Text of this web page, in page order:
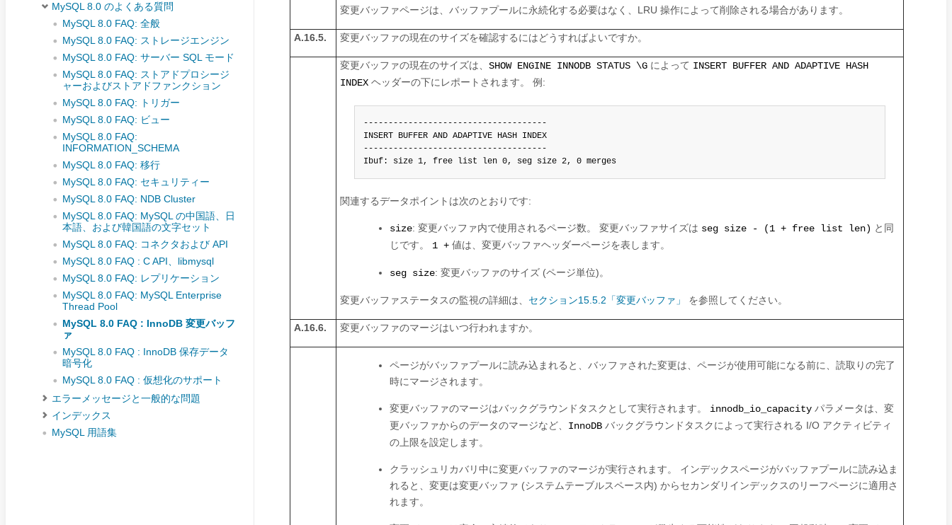
MySQL 8.0 のよくある質問
MySQL 8.0 FAQ: 全般
MySQL 8.0 FAQ: ストレージエンジン
MySQL 8.0 FAQ: サーバー SQL モード
MySQL 8.0 FAQ: ストアドプロシージ
ャーおよびストアドファンクション
MySQL 8.0 FAQ: トリガー
MySQL 8.0 FAQ: ビュー
MySQL 8.0 FAQ:
INFORMATION_SCHEMA
MySQL 8.0 FAQ: 移行
MySQL 8.0 FAQ: セキュリティー
MySQL 8.0 FAQ: NDB Cluster
MySQL 8.0 FAQ: MySQL の中国語、日
本語、および韓国語の文字セット
MySQL 8.0 FAQ: コネクタおよび API
MySQL 8.0 FAQ : C API、libmysql
MySQL 8.0 FAQ: レプリケーション
MySQL 8.0 FAQ: MySQL Enterprise
Thread Pool
MySQL 8.0 FAQ : InnoDB 変更バッフ
ァ
MySQL 8.0 FAQ : InnoDB 保存データ
暗号化
MySQL 8.0 FAQ : 仮想化のサポート
エラーメッセージと一般的な問題
インデックス
MySQL 用語集
変更バッファページは、バッファプールに永続化する必要はなく、LRU 操作によって削除される場合があります。
A.16.5. 変更バッファの現在のサイズを確認するにはどうすればよいですか。
変更バッファの現在のサイズは、 SHOW ENGINE INNODB STATUS \G によって INSERT BUFFER AND ADAPTIVE HASH
INDEX ヘッダーの下にレポートされます。 例:
-------------------------------------
INSERT BUFFER AND ADAPTIVE HASH INDEX
-------------------------------------
Ibuf: size 1, free list len 0, seg size 2, 0 merges
関連するデータポイントは次のとおりです:
size: 変更バッファ内で使用されるページ数。 変更バッファサイズは seg size - (1 + free list len) と同
じです。 1 + 値は、変更バッファヘッダーページを表します。
seg size: 変更バッファのサイズ (ページ単位)。
変更バッファステータスの監視の詳細は、 セクション15.5.2「変更バッファ」 を参照してください。
A.16.6. 変更バッファのマージはいつ行われますか。
ページがバッファプールに読み込まれると、バッファされた変更は、ページが使用可能になる前に、読取りの完了
時にマージされます。
変更バッファのマージはバックグラウンドタスクとして実行されます。 innodb_io_capacity パラメータは、変
更バッファからのデータのマージなど、 InnoDB バックグラウンドタスクによって実行される I/O アクティビティ
の上限を設定します。
クラッシュリカバリ中に変更バッファのマージが実行されます。 インデックスページがバッファプールに読み込ま
れると、変更は変更バッファ (システムテーブルスペース内) からセカンダリインデックスのリーフページに適用さ
れます。